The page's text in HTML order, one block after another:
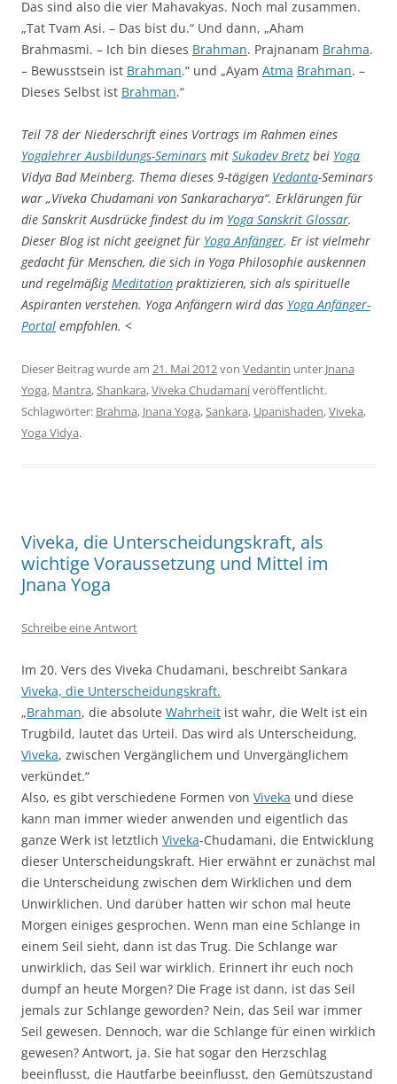
Das sind also die vier Mahavakyas. Noch mal zusammen.
„Tat Tvam Asi. – Das bist du.“ Und dann, „Aham
Brahmasmi. – Ich bin dieses Brahman. Prajnanam Brahma.
– Bewusstsein ist Brahman.“ und „Ayam Atma Brahman. –
Dieses Selbst ist Brahman.“
Teil 78 der Niederschrift eines Vortrags im Rahmen eines
Yogalehrer Ausbildungs-Seminars mit Sukadev Bretz bei Yoga
Vidya Bad Meinberg. Thema dieses 9-tägigen Vedanta-Seminars
war „Viveka Chudamani von Sankaracharya“. Erklärungen für
die Sanskrit Ausdrücke findest du im Yoga Sanskrit Glossar.
Dieser Blog ist nicht geeignet für Yoga Anfänger. Er ist vielmehr
gedacht für Menschen, die sich in Yoga Philosophie auskennen
und regelmäßigMeditation praktizieren, sich als spirituelle
Aspiranten verstehen. Yoga Anfängern wird das Yoga Anfänger-
Portal empfohlen. <
Dieser Beitrag wurde am 21. Mai 2012von Vedantin unter Jnana
Yoga, Mantra,Shankara,Viveka Chudamaniveröffentlicht.
Schlagwörter: Brahma, Jnana Yoga,Sankara, Upanishaden,Viveka,
Yoga Vidya.
Viveka, die Unterscheidungskraft, als
wichtige Voraussetzung und Mittel im
Jnana Yoga
Schreibe eine Antwort
Im 20. Vers des Viveka Chudamani, beschreibt Sankara
Viveka, die Unterscheidungskraft.
„Brahman, die absolute Wahrheit ist wahr, die Welt ist ein
Trugbild, lautet das Urteil. Das wird als Unterscheidung,
Viveka, zwischen Vergänglichem und Unvergänglichem
verkündet.“
Also, es gibt verschiedene Formen von Viveka und diese
kann man immer wieder anwenden und eigentlich das
ganze Werk ist letztlich Viveka-Chudamani, die Entwicklung
dieser Unterscheidungskraft. Hier erwähnt er zunächst mal
die Unterscheidung zwischen dem Wirklichen und dem
Unwirklichen. Und darüber hatten wir schon mal heute
Morgen einiges gesprochen. Wenn man eine Schlange in
einem Seil sieht, dann ist das Trug. Die Schlange war
unwirklich, das Seil war wirklich. Erinnert ihr euch noch
dumpf an heute Morgen? Die Frage ist dann, ist das Seil
jemals zur Schlange geworden? Nein, das Seil war immer
Seil gewesen. Dennoch, war die Schlange für einen wirklich
gewesen? Antwort, ja. Sie hat sogar den Herzschlag
beeinflusst, die Hautfarbe beeinflusst, den Gemütszustand